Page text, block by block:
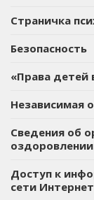
Страничка
Безопасность
«Права детей
Независимая
Сведения об
Доступ к
сети Интернет